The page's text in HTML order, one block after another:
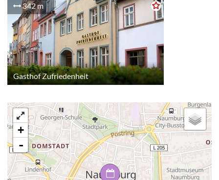
342 m
Gasthof Zufriedenheit
+
-